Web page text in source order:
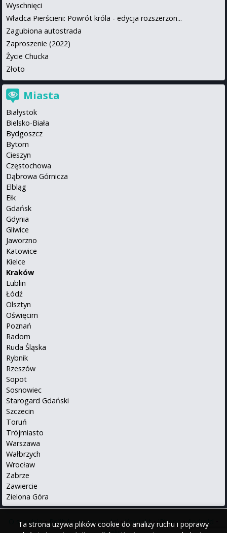
Ta strona używa plików cookie do analizy ruchu i poprawy
Wyschnięci
Władca Pierścieni: Powrót króla - edycja rozszerzon...
Zagubiona autostrada
Zaproszenie (2022)
Życie Chucka
Złoto
Miasta
Białystok
Bielsko-Biała
Bydgoszcz
Bytom
Cieszyn
Częstochowa
Dąbrowa Górnicza
Elbląg
Ełk
Gdańsk
Gdynia
Gliwice
Jaworzno
Katowice
Kielce
Kraków
Lublin
Łódź
Olsztyn
Oświęcim
Poznań
Radom
Ruda Śląska
Rybnik
Rzeszów
Sopot
Sosnowiec
Starogard Gdański
Szczecin
Toruń
Trójmiasto
Warszawa
Wałbrzych
Wrocław
Zabrze
Zawiercie
Zielona Góra
O serwisie•Polityka prywatności•Kontakt•iPhone•Android